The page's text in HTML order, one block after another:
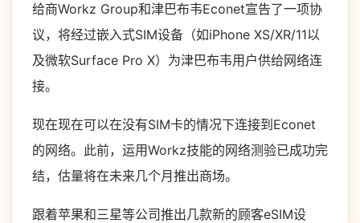
给商Workz Group和津巴布韦Econet宣告了一项协
议，将经过嵌入式SIM设备（如iPhone XS/XR/11以
及微软Surface Pro X）为津巴布韦用户供给网络连
接。
现在现在可以在没有SIM卡的情况下连接到Econet
的网络。此前，运用Workz技能的网络测验已成功完
结，估量将在未来几个月推出商场。
跟着苹果和三星等公司推出几款新的顾客eSIM设